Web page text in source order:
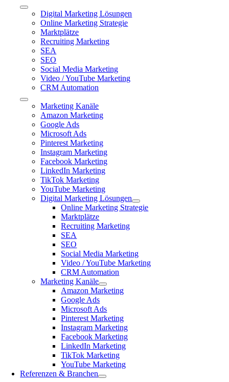
Toggle
Navigation
Digital Marketing Lösungen
Online Marketing Strategie
Marktplätze
Recruiting Marketing
SEA
SEO
Social Media Marketing
Video / YouTube Marketing
CRM Automation
Toggle
Navigation
Marketing Kanäle
Amazon Marketing
Google Ads
Microsoft Ads
Pinterest Marketing
Instagram Marketing
Facebook Marketing
LinkedIn Marketing
TikTok Marketing
YouTube Marketing
Digital Marketing Lösungen
Online Marketing Strategie
Marktplätze
Recruiting Marketing
SEA
SEO
Social Media Marketing
Video / YouTube Marketing
CRM Automation
Marketing Kanäle
Amazon Marketing
Google Ads
Microsoft Ads
Pinterest Marketing
Instagram Marketing
Facebook Marketing
LinkedIn Marketing
TikTok Marketing
YouTube Marketing
Referenzen & Branchen